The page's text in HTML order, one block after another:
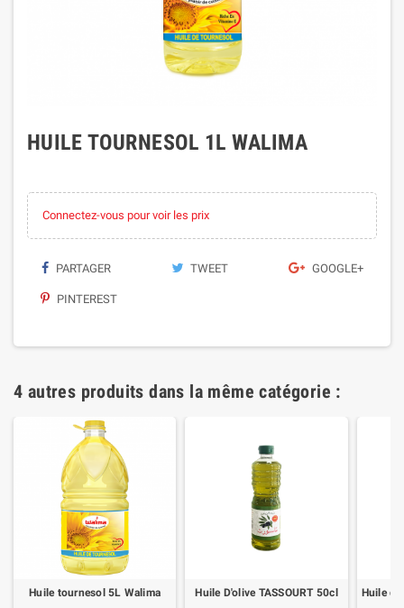
HUILE TOURNESOL 1L WALIMA
Connectez-vous pour voir les prix
PARTAGER TWEET GOOGLE+
PINTEREST
4 autres produits dans la même catégorie :
Huile tournesol 5L Walima Huile D'olive TASSOURT 50cl